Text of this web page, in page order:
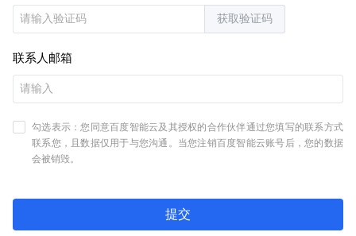
获取验证码
联系人邮箱
勾选表示：您同意百度智能云及其授权的合作伙伴通过您填写的联系方式
联系您，且数据仅用于与您沟通。当您注销百度智能云账号后，您的数据
会被销毁。
提交